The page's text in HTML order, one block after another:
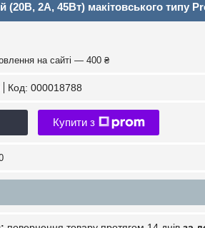
(20В, 2А, 45Вт) макітовського типу
на сайті — 400 ₴
Код: 000018788
Купити з